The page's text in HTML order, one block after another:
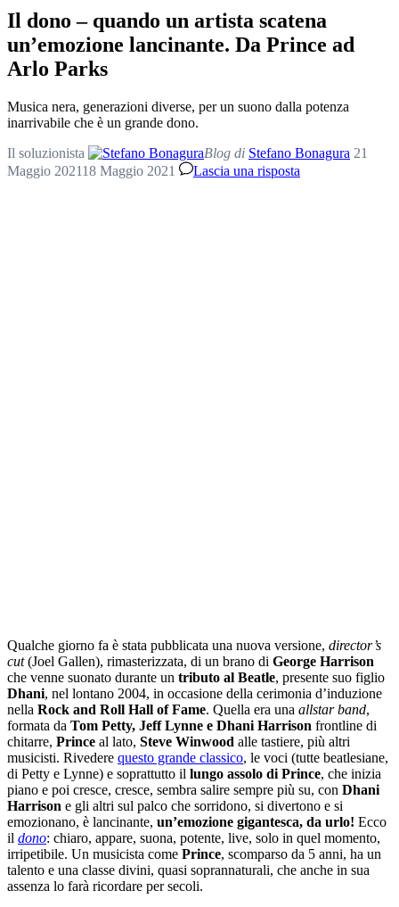
Il dono – quando un artista scatena
un’emozione lancinante. Da Prince ad
Arlo Parks
Musica nera, generazioni diverse, per un suono dalla potenza
inarrivabile che è un grande dono.
Il soluzionista
Blog di Stefano Bonagura 21
Maggio 202118 Maggio 2021 Lascia una risposta
Qualche giorno fa è stata pubblicata una nuova versione, director’s
cut(Joel Gallen), rimasterizzata, di un brano di George Harrison
che venne suonato durante un tributo al Beatle, presente suo figlio
Dhani, nel lontano 2004, in occasione della cerimonia d’induzione
nella Rock and Roll Hall of Fame. Quella era una allstar band,
formata da Tom Petty, Jeff Lynne e Dhani Harrison frontline di
chitarre, Prince al lato, Steve Winwood alle tastiere, più altri
musicisti. Rivedere questo grande classico, le voci (tutte beatlesiane,
di Petty e Lynne) e soprattutto il lungo assolo di Prince, che inizia
piano e poi cresce, cresce, sembra salire sempre più su, con Dhani
Harrison e gli altri sul palco che sorridono, si divertono e si
emozionano, è lancinante, un’emozione gigantesca, da urlo! Ecco
il dono: chiaro, appare, suona, potente, live, solo in quel momento,
irripetibile. Un musicista come Prince, scomparso da 5 anni, ha un
talento e una classe divini, quasi soprannaturali, che anche in sua
assenza lo farà ricordare per secoli.